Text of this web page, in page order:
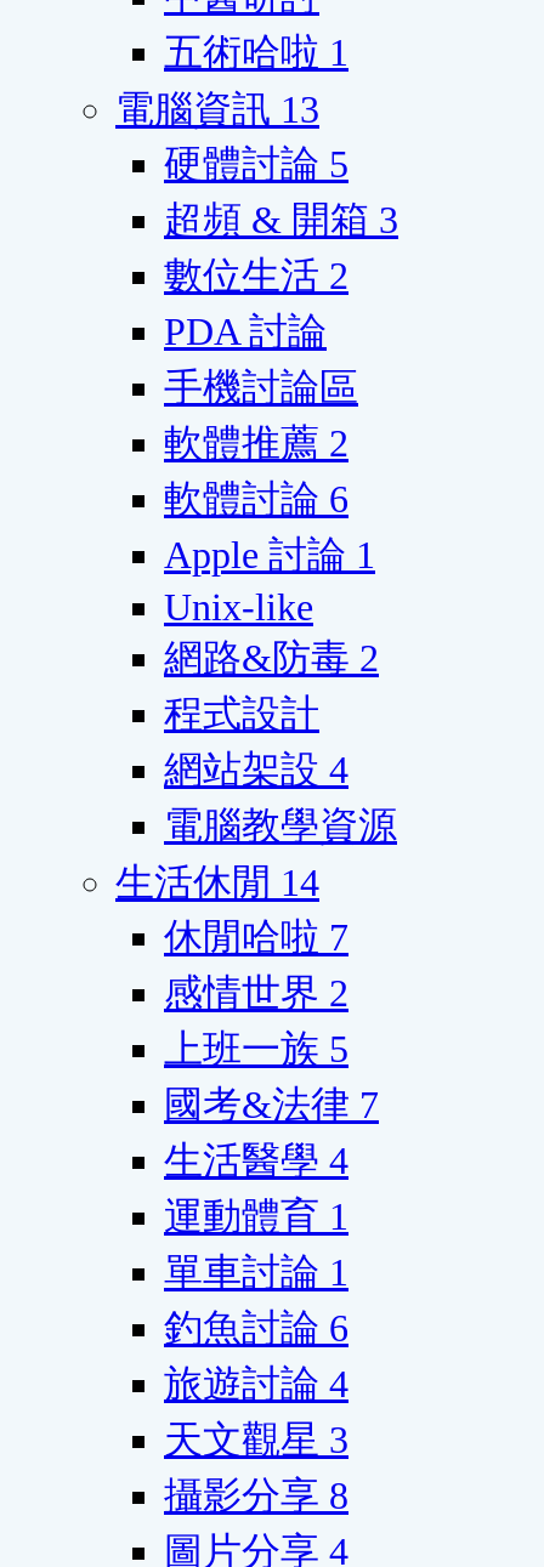
五術哈啦 1
電腦資訊 13
硬體討論 5
超頻 & 開箱 3
數位生活 2
PDA 討論
手機討論區
軟體推薦 2
軟體討論 6
Apple 討論 1
Unix-like
網路&防毒 2
程式設計
網站架設 4
電腦教學資源
生活休閒 14
休閒哈啦 7
感情世界 2
上班一族 5
國考&法律 7
生活醫學 4
運動體育 1
單車討論 1
釣魚討論 6
旅遊討論 4
天文觀星 3
攝影分享 8
圖片分享 4